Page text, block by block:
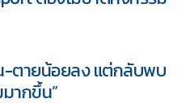
-ตายน้อยลง แต่กลับพบ
มากขึ้น”